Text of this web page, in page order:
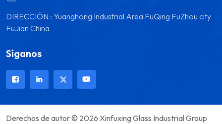
DIRECCIÓN : Yuanghong Industrial Area FuQing FuZhou city
FuJian China
Síganos
Derechos de autor © 2026 Xinfuxing Glass Industrial Group